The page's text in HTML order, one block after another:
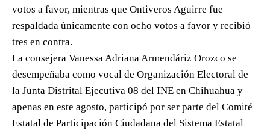
votos a favor, mientras que Ontiveros Aguirre fue
respaldada únicamente con ocho votos a favor y recibió
tres en contra.
La consejera Vanessa Adriana Armendáriz Orozco se
desempeñaba como vocal de Organización Electoral de
la Junta Distrital Ejecutiva 08 del INE en Chihuahua y
apenas en este agosto, participó por ser parte del Comité
Estatal de Participación Ciudadana del Sistema Estatal